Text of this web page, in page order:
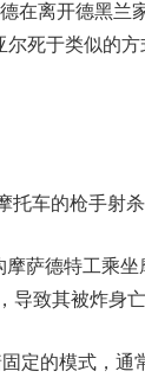
在离开德黑兰
死于类似的方
车的枪手射杀
萨德特工乘坐
导致其被炸身亡
的模式，通